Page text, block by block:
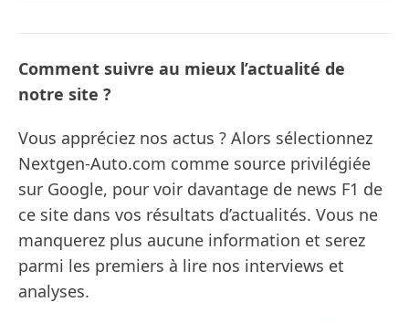
Comment suivre au mieux l’actualité de
notre site ?
Vous appréciez nos actus ? Alors sélectionnez
Nextgen-Auto.com comme source privilégiée
sur Google, pour voir davantage de news F1 de
ce site dans vos résultats d’actualités. Vous ne
manquerez plus aucune information et serez
parmi les premiers à lire nos interviews et
analyses.